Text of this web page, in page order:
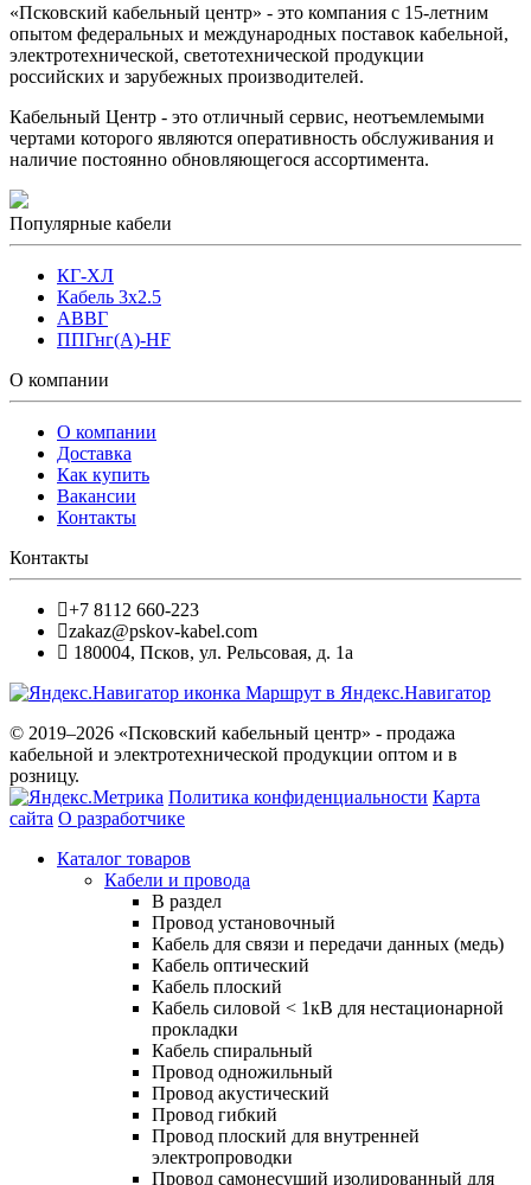
«Псковский кабельный центр» - это компания с 15-летним
опытом федеральных и международных поставок кабельной,
электротехнической, светотехнической продукции
российских и зарубежных производителей.
Кабельный Центр - это отличный сервис, неотъемлемыми
чертами которого являются оперативность обслуживания и
наличие постоянно обновляющегося ассортимента.
Популярные кабели
КГ-ХЛ
Кабель 3x2.5
АВВГ
ППГнг(А)-HF
О компании
О компании
Доставка
Как купить
Вакансии
Контакты
Контакты
+7 8112 660-223
zakaz@pskov-kabel.com
180004, Псков, ул. Рельсовая, д. 1а
Маршрут в Яндекс.Навигатор
© 2019–2026 «Псковский кабельный центр» - продажа
кабельной и электротехнической продукции оптом и в
розницу.
Политика конфиденциальности Карта
сайта О разработчике
Каталог товаров
Кабели и провода
В раздел
Провод установочный
Кабель для связи и передачи данных (медь)
Кабель оптический
Кабель плоский
Кабель силовой < 1кВ для нестационарной
прокладки
Кабель спиральный
Провод одножильный
Провод акустический
Провод гибкий
Провод плоский для внутренней
электропроводки
Провод самонесущий изолированный для